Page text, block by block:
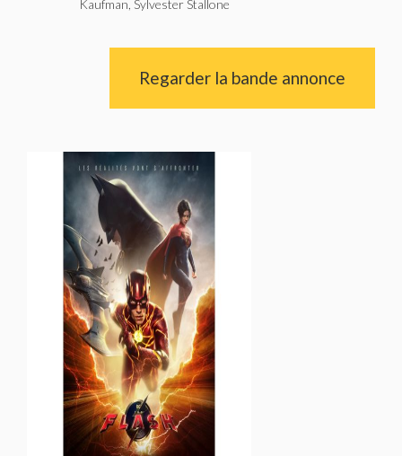
Kaufman, Sylvester Stallone
Regarder la bande annonce